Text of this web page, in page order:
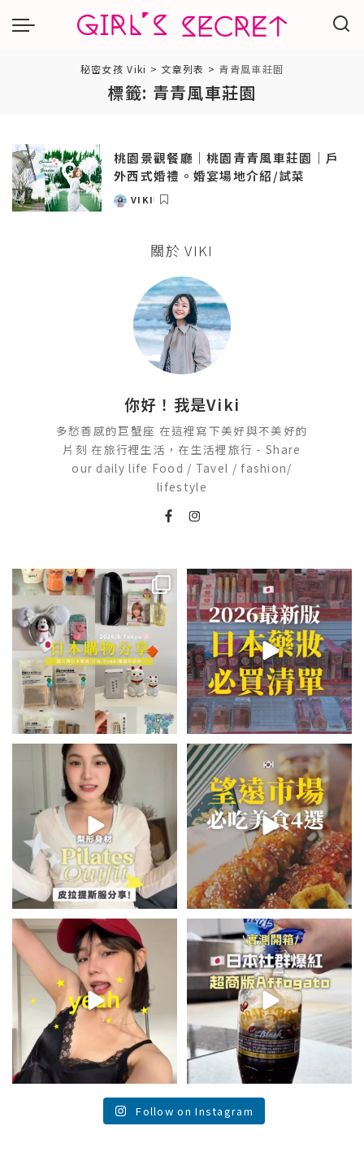
秘密女孩 Viki > 文章列表 > 青青風車莊園
標籤: 青青風車莊園
桃園景觀餐廳｜桃園青青風車莊園｜戶
外西式婚禮。婚宴場地介紹/試菜
POSTED
VIKI
關於 VIKI
你好！我是Viki
多愁善感的巨蟹座 在這裡寫下美好與不美好的
片刻 在旅行裡生活，在生活裡旅行 - Share
our daily life Food / Tavel / fashion/
lifestyle
💭留言「免費」傳日本藥妝店/百
貨/機場/Donki/折價券給你...
555 52
2026🇯🇵日本藥妝店必買什麼
日本最近紅什麼？...
123 20
💭留言「美背」傳🔗給你！
🏷️#吉推韓國 🇰🇷
...
49 20
\🇰🇷韓國望遠市場4家必吃美食
😋/
💭留言「望遠市場」傳地址給你
350 59
summer outfit⋆.˚✮🎧✮˚.⋆
夏日穿搭最需要單品！...
755 43
\🇯🇵日本爆紅!超商版Affogato
🍨☕️/
🏷️#吉推日本🇯🇵...
118 26
Follow on Instagram